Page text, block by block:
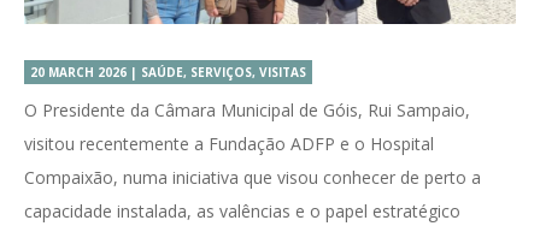
20 MARCH 2026 | SAÚDE, SERVIÇOS, VISITAS
O Presidente da Câmara Municipal de Góis, Rui Sampaio,
visitou recentemente a Fundação ADFP e o Hospital
Compaixão, numa iniciativa que visou conhecer de perto a
capacidade instalada, as valências e o papel estratégico